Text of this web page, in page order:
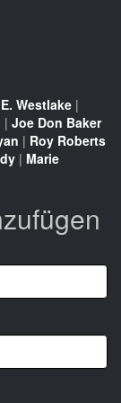
Westlake |
| Joe Don Baker
| Roy Roberts
| Marie